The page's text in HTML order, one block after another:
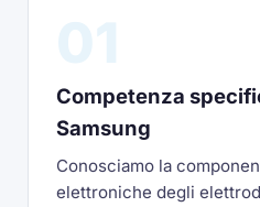
Competenza
Samsung
Conosciamo la
elettroniche degli